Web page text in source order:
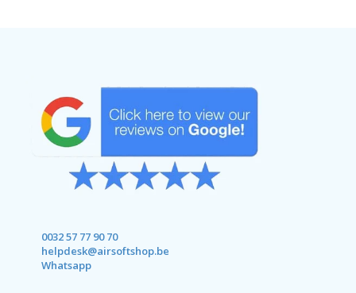
0032 57 77 90 70
helpdesk@airsoftshop.be
Whatsapp